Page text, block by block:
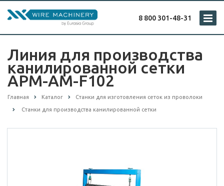
8 800 301-48-31
Линия для производства
канилированной сетки
APM-AM-F102
Главная Каталог Cтанки для изготовления сеток из проволоки
Станки для производства канилированной сетки